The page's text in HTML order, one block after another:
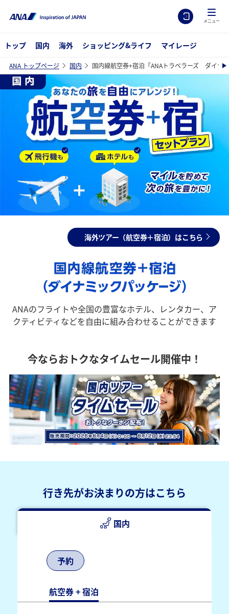
メニュー
トップ 国内 海外 ショッピング&ライフ マイレージ
ANA トップページ 国内 国内線航空券+宿泊「ANAトラベラーズ ダイナ
海外ツアー（航空券＋宿泊）はこちら
ANAのフライトや全国の豊富なホテル、レンタカー、ア
クティビティなどを自由に組み合わせることができます
今ならおトクなタイムセール開催中！
行き先がお決まりの方はこちら
国内
予約
航空券 + 宿泊